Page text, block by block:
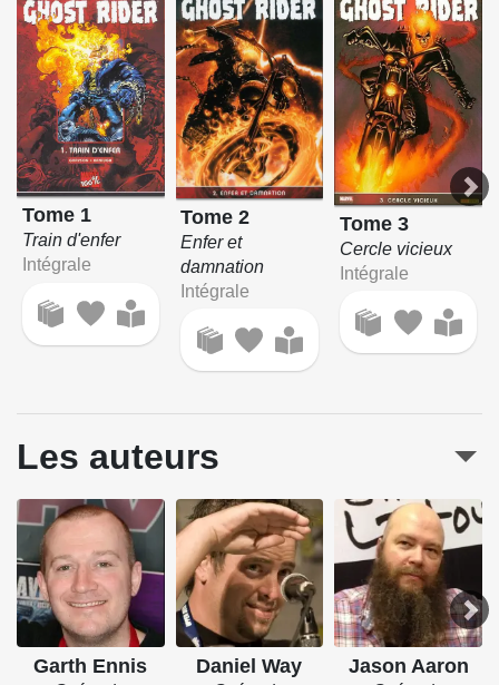
Tome 1
Train d'enfer
Intégrale
Tome 2
Enfer et
damnation
Intégrale
Tome 3
Cercle vicieux
Intégrale
Les auteurs
Garth Ennis Daniel Way Jason Aaron